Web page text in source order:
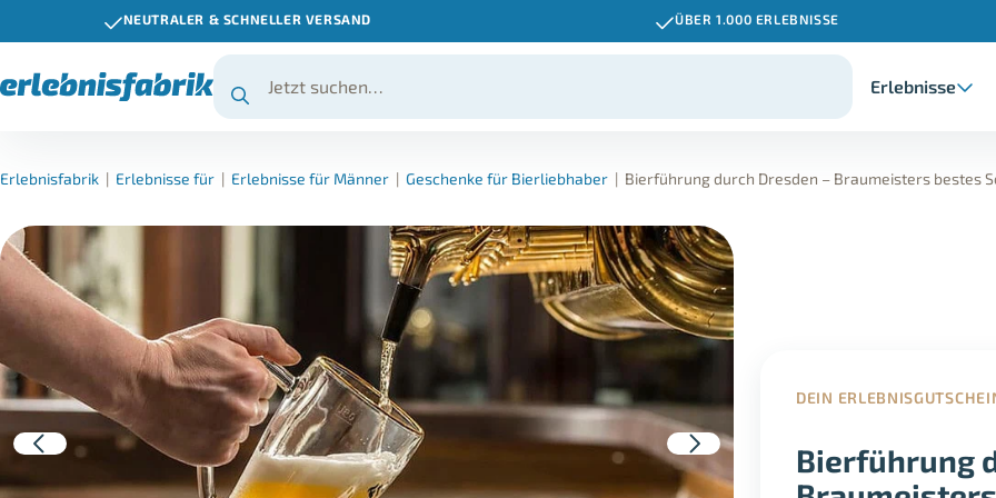
NEUTRALER & SCHNELLER VERSAND ÜBER 1.000 ERLEBNISSE
Erlebnisse
Erlebnisfabrik | Erlebnisse für | Erlebnisse für Männer | Geschenke für Bierliebhaber | Bierführung durch Dresden – Braumeisters bestes
DEIN
Bierführung